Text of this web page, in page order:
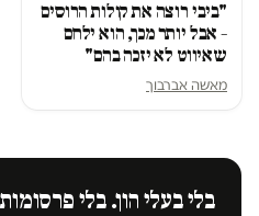
"ביבי רוצה את קולות הרוסים
– אבל יותר מכך, הוא ילחם
שאיווט לא יזכה בהם"
מאשה אברבוך
בלי בעלי הון. בלי